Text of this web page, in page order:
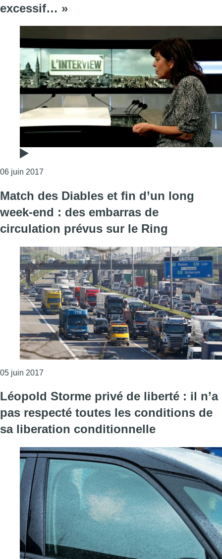
excessif… »
06 juin 2017
Match des Diables et fin d’un long
week-end : des embarras de
circulation prévus sur le Ring
05 juin 2017
Léopold Storme privé de liberté : il n’a
pas respecté toutes les conditions de
sa liberation conditionnelle